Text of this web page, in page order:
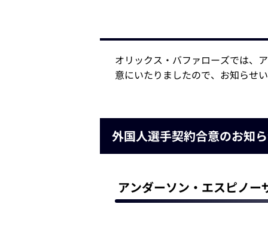
オリックス・バファローズでは、
意にいたりましたので、お知らせ
外国人選手契約合意のお知
アンダーソン・エスピノー